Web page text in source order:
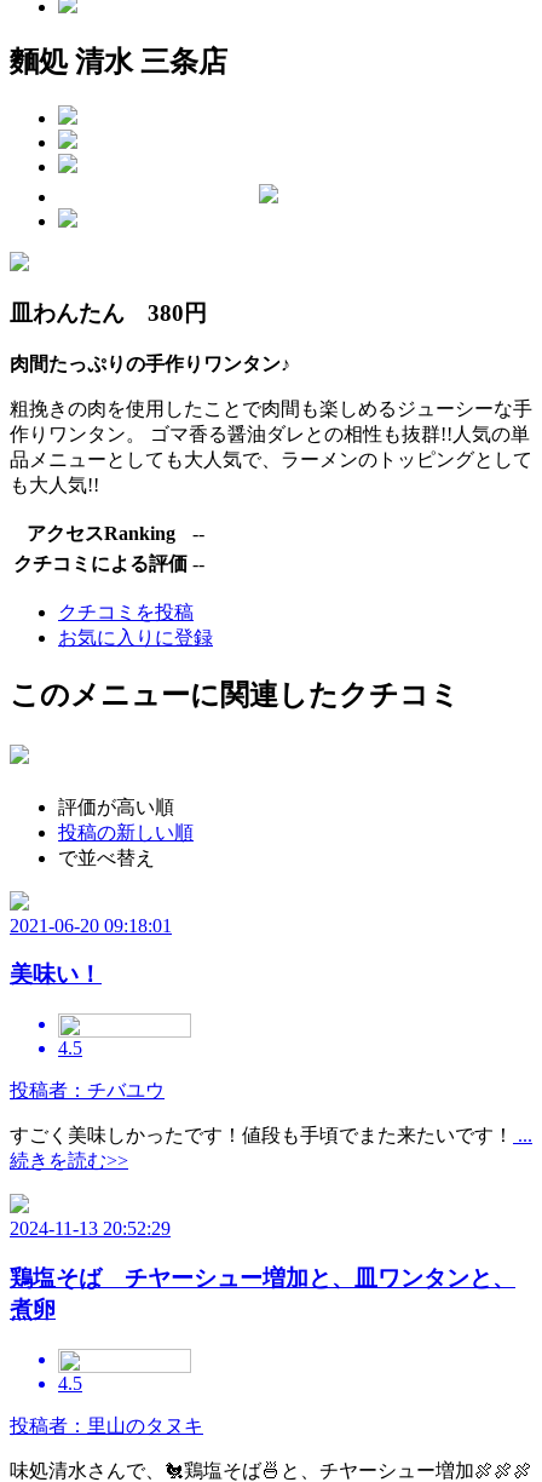
麵処 清水 三条店
皿わんたん 380円
肉間たっぷりの手作りワンタン♪
粗挽きの肉を使用したことで肉間も楽しめるジューシーな手
作りワンタン。 ゴマ香る醤油ダレとの相性も抜群!!人気の単
品メニューとしても大人気で、ラーメンのトッピングとして
も大人気!!
アクセスRanking
--
クチコミによる評価 --
クチコミを投稿
お気に入りに登録
このメニューに関連したクチコミ
評価が高い順
投稿の新しい順
で並べ替え
2021-06-20 09:18:01
美味い！
4.5
投稿者：チバユウ
すごく美味しかったです！値段も手頃でまた来たいです！
...
続きを読む>>
2024-11-13 20:52:29
鶏塩そば チヤーシュー増加と、皿ワンタンと、
煮卵
4.5
投稿者：里山のタヌキ
味処清水さんで、🐔鶏塩そば🍜と、チヤーシュー増加🍖🍖🍖